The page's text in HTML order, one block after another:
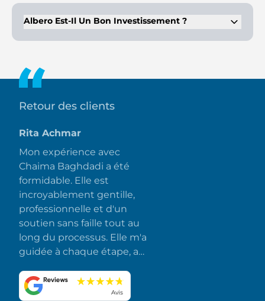
connectivité fluide vers l'aéroport depuis Albero, accessible
en seulement 10 minutes en voiture.
Albero Est-Il Un Bon Investissement ?
emblématiques de l'Émirat. Ses équipements incroyables
Retour des clients
Rita Achmar
Mon expérience avec
Chaima Baghdadi a été
formidable. Elle est
incroyablement gentille,
professionnelle et d'un
soutien sans faille tout au
long du processus. Elle m'a
guidée à chaque étape, a
toutes mes questions et a
fait en sorte que tout se
Avis